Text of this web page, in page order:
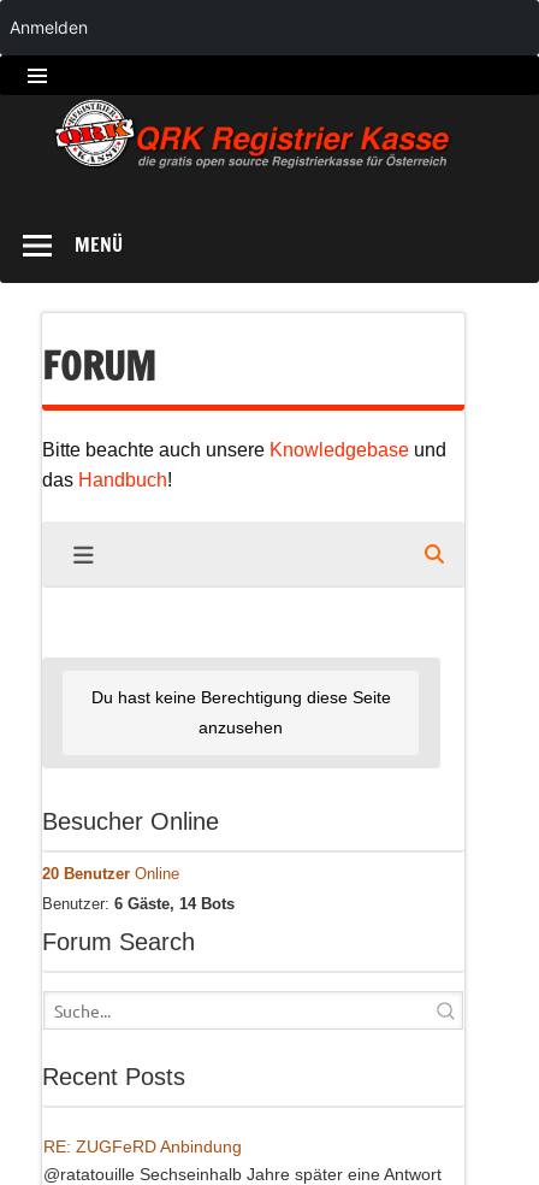
QRK
MENÜ
FORUM
Bitte beachte auch unsere Knowledgebase und
das Handbuch!
Du hast keine Berechtigung diese Seite
anzusehen
Besucher Online
20 Benutzer Online
Benutzer: 6 Gäste, 14 Bots
Forum Search
Recent Posts
RE: ZUGFeRD Anbindung
@ratatouille Sechseinhalb Jahre später eine Antwort
Anmelden